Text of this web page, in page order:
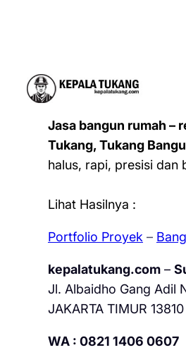
Jasa bangun rumah –
Tukang, Tukang
halus, rapi, presisi dan
Lihat Hasilnya :
Portfolio Proyek –
kepalatukang.com–
Jl. Albaidho Gang Adil
JAKARTA TIMUR 13810
WA : 0821 1406 0607